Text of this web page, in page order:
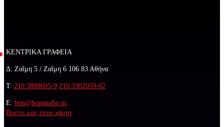
ΚΕΝΤΡΙΚΑ ΓΡΑΦΕΙΑ
Δ: Ζαΐμη 5 / Ζαΐμη 6 106 83 Αθήνα
Τ: 210 3809605-9 210 3302059-62
E:bon@bonstudio.gr
Βρείτε μας στον χάρτη